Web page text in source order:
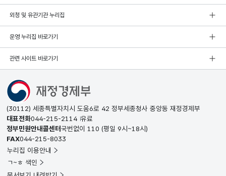
외청 및 유관기관 누리집
운영 누리집 바로가기
관련 사이트 바로가기
(30112) 세종특별자치시 도움6로 42 정부세종청사 중앙동 재정경제부
대표전화044-215-2114 유료
정부민원안내콜센터국번없이 110 (평일 9시~18시)
FAX044-215-8033
누리집 이용안내
ㄱ~ㅎ 색인